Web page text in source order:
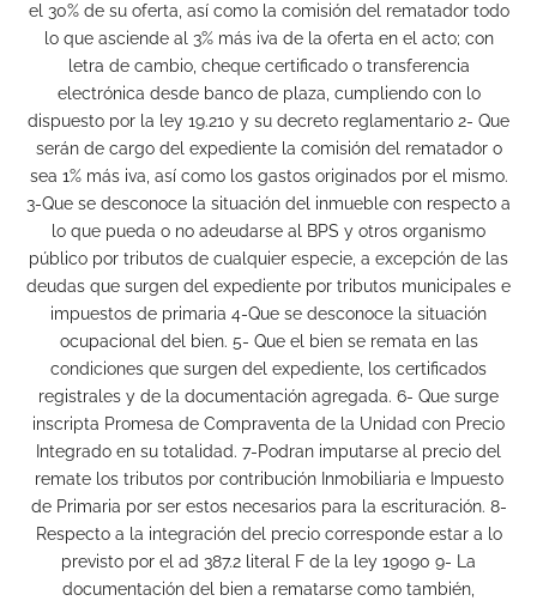
el 30% de su oferta, así como la comisión del rematador todo
lo que asciende al 3% más iva de la oferta en el acto; con
letra de cambio, cheque certificado o transferencia
electrónica desde banco de plaza, cumpliendo con lo
dispuesto por la ley 19.210 y su decreto reglamentario 2- Que
serán de cargo del expediente la comisión del rematador o
sea 1% más iva, así como los gastos originados por el mismo.
3-Que se desconoce la situación del inmueble con respecto a
lo que pueda o no adeudarse al BPS y otros organismo
público por tributos de cualquier especie, a excepción de las
deudas que surgen del expediente por tributos municipales e
impuestos de primaria 4-Que se desconoce la situación
ocupacional del bien. 5- Que el bien se remata en las
condiciones que surgen del expediente, los certificados
registrales y de la documentación agregada. 6- Que surge
inscripta Promesa de Compraventa de la Unidad con Precio
Integrado en su totalidad. 7-Podran imputarse al precio del
remate los tributos por contribución Inmobiliaria e Impuesto
de Primaria por ser estos necesarios para la escrituración. 8-
Respecto a la integración del precio corresponde estar a lo
previsto por el ad 387.2 literal F de la ley 19090 9- La
documentación del bien a rematarse como también,